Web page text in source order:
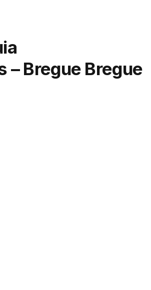
– Bregue Bregue